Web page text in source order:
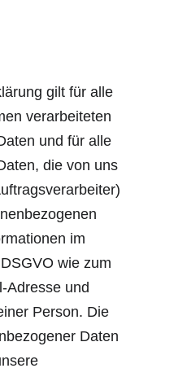
gilt für alle
verarbeiteten
und für alle
die von uns
im
wie zum
Adresse und
Person. Die
Daten